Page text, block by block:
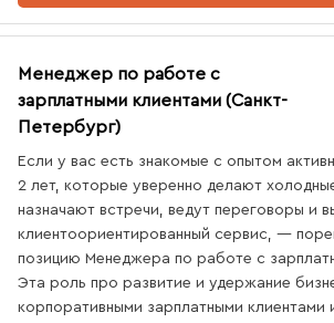
Менеджер по работе с
зарплатными клиентами (Санкт-
Петербург)
Если у вас есть знакомые с опытом
2 лет, которые уверенно делают
назначают встречи, ведут переговоры и
клиентоориентированный сервис, —
позицию Менеджера по работе с
Эта роль про развитие и удержание
корпоративными зарплатными клиентами